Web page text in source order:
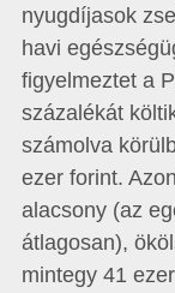
nyugdíjasok
havi
figyelmeztet a
százalékát
számolva
ezer forint.
alacsony (az
átlagosan),
mintegy 41